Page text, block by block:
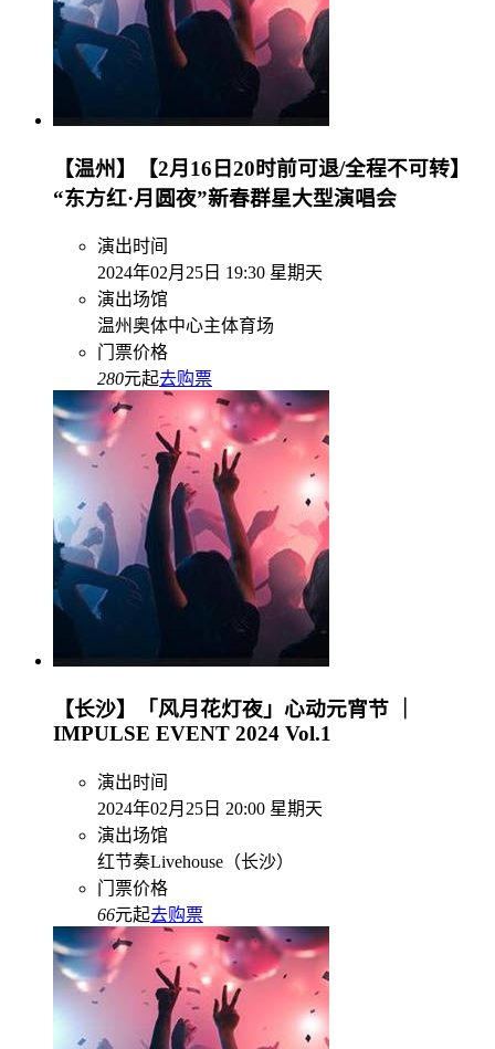
【温州】【2月16日20时前可退/全程不可转】
“东方红·月圆夜”新春群星大型演唱会
演出时间
2024年02月25日 19:30 星期天
演出场馆
温州奥体中心主体育场
门票价格
280元起去购票
【长沙】「风月花灯夜」心动元宵节 ｜
IMPULSE EVENT 2024 Vol.1
演出时间
2024年02月25日 20:00 星期天
演出场馆
红节奏Livehouse（长沙）
门票价格
66元起去购票